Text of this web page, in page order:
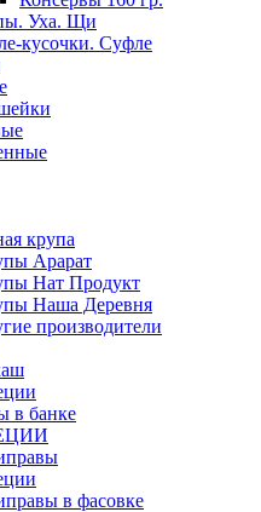
Уха. Щи
кусочки. Суфле
крупа
Арарат
Нат Продукт
Наша Деревня
производители
в банке
в фасовке